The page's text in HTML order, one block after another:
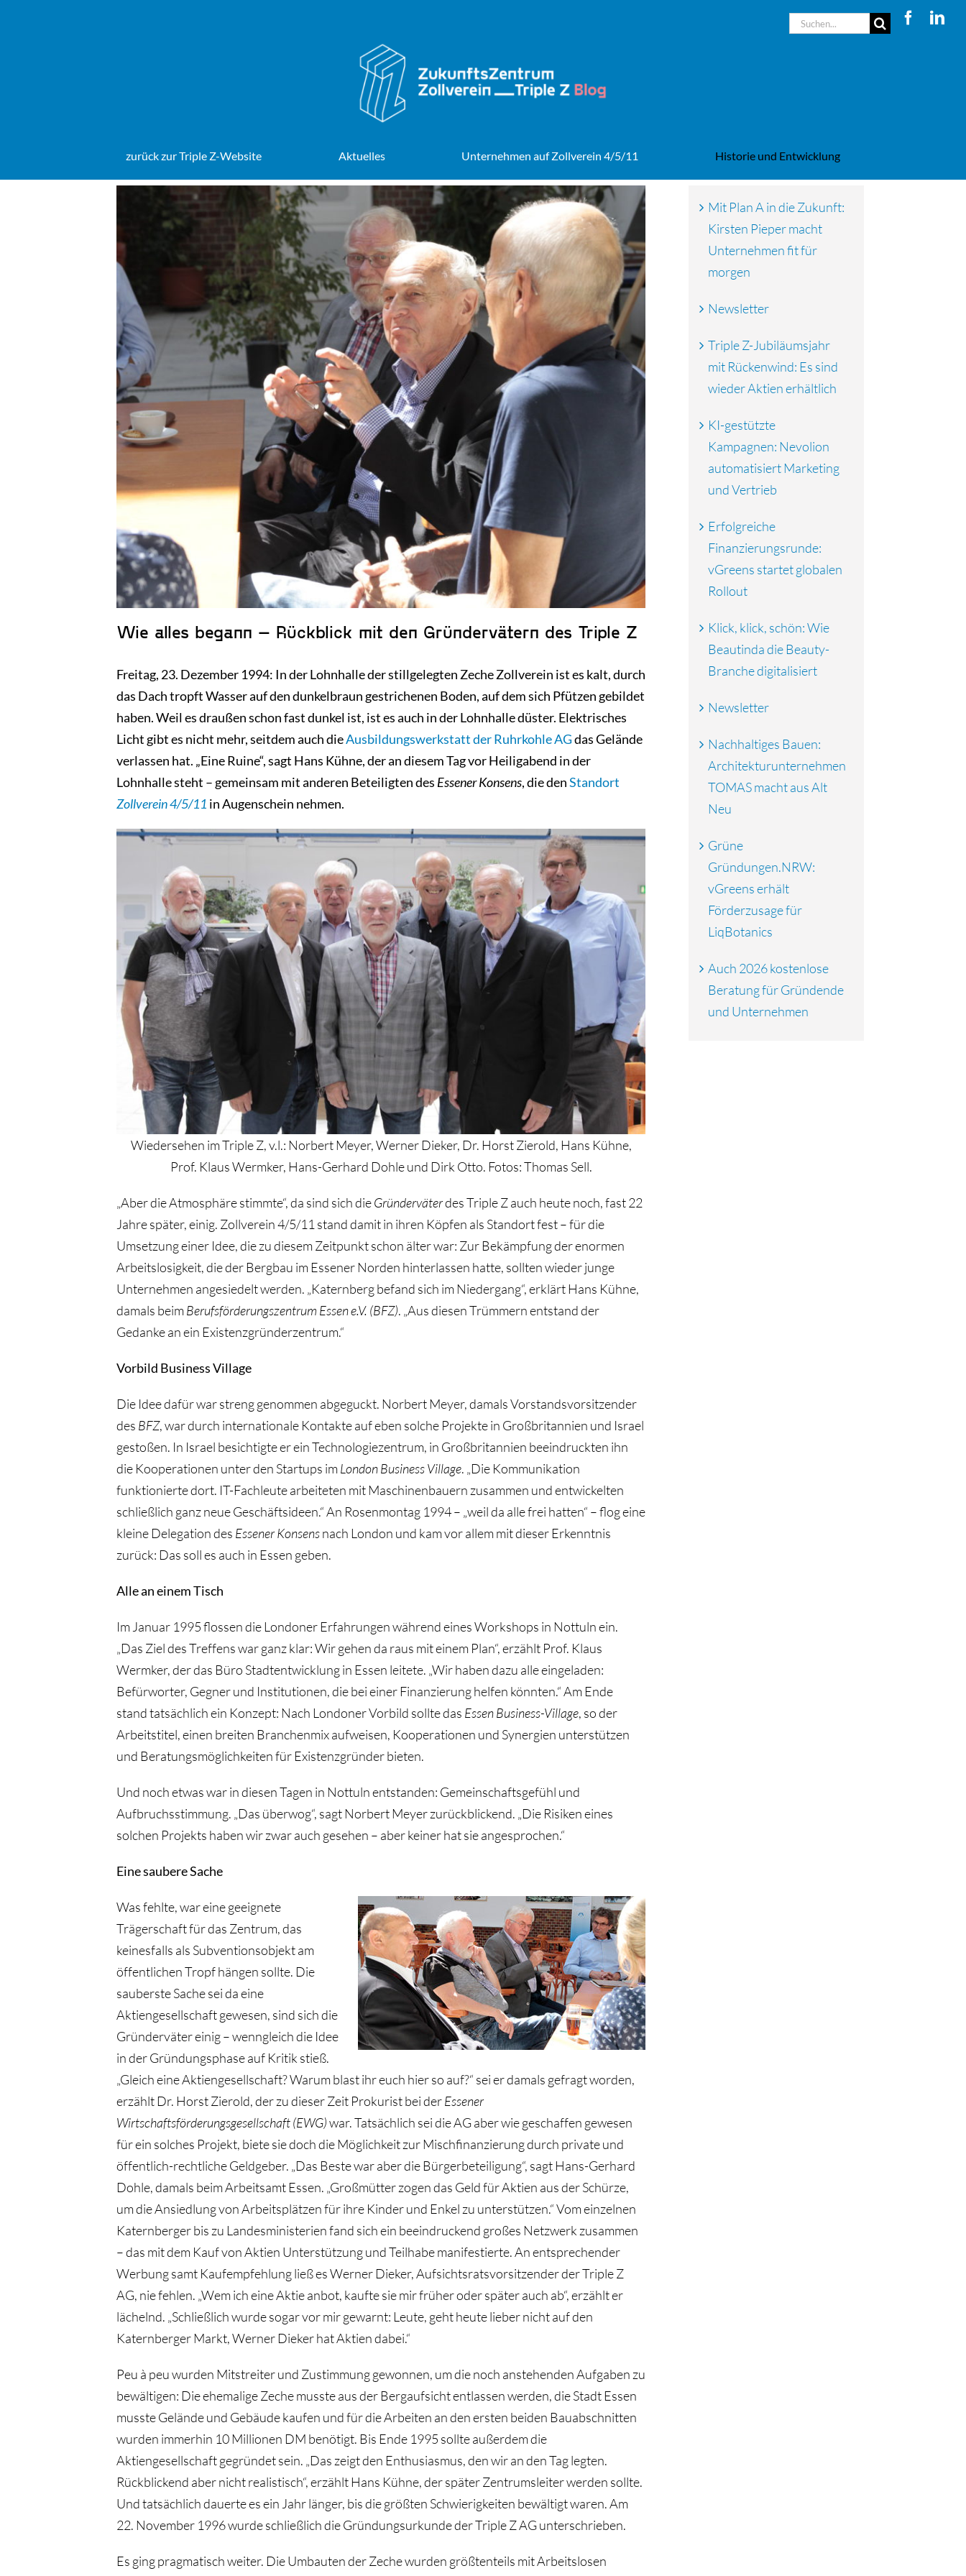
Suche
zurück zur Triple Z-Website Aktuelles Unternehmen auf Zollverein 4/5/11 Historie und Entwicklung
Wie alles begann – Rückblick mit den Gründervätern des Triple Z
Freitag, 23. Dezember 1994: In der Lohnhalle der stillgelegten Zeche Zollverein ist es kalt, durch
das Dach tropft Wasser auf den dunkelbraun gestrichenen Boden, auf dem sich Pfützen gebildet
haben. Weil es draußen schon fast dunkel ist, ist es auch in der Lohnhalle düster. Elektrisches
Licht gibt es nicht mehr, seitdem auch dieAusbildungswerkstatt der Ruhrkohle AGdas Gelände
verlassen hat. „Eine Ruine“, sagt Hans Kühne, der an diesem Tag vor Heiligabend in der
Lohnhalle steht – gemeinsam mit anderen Beteiligten des Essener Konsens, die denStandort
Zollverein 4/5/11 in Augenschein nehmen.
Wiedersehen im Triple Z, v.l.: Norbert Meyer, Werner Dieker, Dr. Horst Zierold, Hans Kühne,
Prof. Klaus Wermker, Hans-Gerhard Dohle und Dirk Otto. Fotos: Thomas Sell.
„Aber die Atmosphäre stimmte“, da sind sich dieGründerväterdes Triple Z auch heute noch, fast 22
Jahre später, einig. Zollverein 4/5/11 stand damit in ihren Köpfen als Standort fest – für die
Umsetzung einer Idee, die zu diesem Zeitpunkt schon älter war: Zur Bekämpfung der enormen
Arbeitslosigkeit, die der Bergbau im Essener Norden hinterlassen hatte, sollten wieder junge
Unternehmen angesiedelt werden. „Katernberg befand sich im Niedergang“, erklärt Hans Kühne,
damals beimBerufsförderungszentrum Essen e.V. (BFZ). „Aus diesen Trümmern entstand der
Gedanke an ein Existenzgründerzentrum.“
Vorbild Business Village
Die Idee dafür war streng genommen abgeguckt. Norbert Meyer, damals Vorstandsvorsitzender
des BFZ, war durch internationale Kontakte auf eben solche Projekte in Großbritannien und Israel
gestoßen. In Israel besichtigte er ein Technologiezentrum, in Großbritannien beeindruckten ihn
die Kooperationen unter den Startups imLondon Business Village. „Die Kommunikation
funktionierte dort. IT-Fachleute arbeiteten mit Maschinenbauern zusammen und entwickelten
schließlich ganz neue Geschäftsideen.“ An Rosenmontag 1994 – „weil da alle frei hatten“ – flog eine
kleine Delegation des Essener Konsensnach London und kam vor allem mit dieser Erkenntnis
zurück: Das soll es auch in Essen geben.
Alle an einem Tisch
Im Januar 1995 flossen die Londoner Erfahrungen während eines Workshops in Nottuln ein.
„Das Ziel des Treffens war ganz klar: Wir gehen da raus mit einem Plan“, erzählt Prof. Klaus
Wermker, der das Büro Stadtentwicklung in Essen leitete. „Wir haben dazu alle eingeladen:
Befürworter, Gegner und Institutionen, die bei einer Finanzierung helfen könnten.“ Am Ende
stand tatsächlich ein Konzept: Nach Londoner Vorbild sollte das Essen Business-Village, so der
Arbeitstitel, einen breiten Branchenmix aufweisen, Kooperationen und Synergien unterstützen
und Beratungsmöglichkeiten für Existenzgründer bieten.
Und noch etwas war in diesen Tagen in Nottuln entstanden: Gemeinschaftsgefühl und
Aufbruchsstimmung. „Das überwog“, sagt Norbert Meyer zurückblickend. „Die Risiken eines
solchen Projekts haben wir zwar auch gesehen – aber keiner hat sie angesprochen.“
Eine saubere Sache
Was fehlte, war eine geeignete
Trägerschaft für das Zentrum, das
keinesfalls als Subventionsobjekt am
öffentlichen Tropf hängen sollte. Die
sauberste Sache sei da eine
Aktiengesellschaft gewesen, sind sich die
Gründerväter einig – wenngleich die Idee
in der Gründungsphase auf Kritik stieß.
„Gleich eine Aktiengesellschaft? Warum blast ihr euch hier so auf?“ sei er damals gefragt worden,
erzählt Dr. Horst Zierold, der zu dieser Zeit Prokurist bei derEssener
Wirtschaftsförderungsgesellschaft (EWG)war. Tatsächlich sei die AG aber wie geschaffen gewesen
für ein solches Projekt, biete sie doch die Möglichkeit zur Mischfinanzierung durch private und
öffentlich-rechtliche Geldgeber. „Das Beste war aber die Bürgerbeteiligung“, sagt Hans-Gerhard
Dohle, damals beim Arbeitsamt Essen. „Großmütter zogen das Geld für Aktien aus der Schürze,
um die Ansiedlung von Arbeitsplätzen für ihre Kinder und Enkel zu unterstützen.“ Vom einzelnen
Katernberger bis zu Landesministerien fand sich ein beeindruckend großes Netzwerk zusammen
– das mit dem Kauf von Aktien Unterstützung und Teilhabe manifestierte. An entsprechender
Werbung samt Kaufempfehlung ließ es Werner Dieker, Aufsichtsratsvorsitzender der Triple Z
AG, nie fehlen. „Wem ich eine Aktie anbot, kaufte sie mir früher oder später auch ab“, erzählt er
lächelnd. „Schließlich wurde sogar vor mir gewarnt: Leute, geht heute lieber nicht auf den
Katernberger Markt, Werner Dieker hat Aktien dabei.“
Peu à peu wurden Mitstreiter und Zustimmung gewonnen, um die noch anstehenden Aufgaben zu
bewältigen: Die ehemalige Zeche musste aus der Bergaufsicht entlassen werden, die Stadt Essen
musste Gelände und Gebäude kaufen und für die Arbeiten an den ersten beiden Bauabschnitten
wurden immerhin 10 Millionen DM benötigt. Bis Ende 1995 sollte außerdem die
Aktiengesellschaft gegründet sein. „Das zeigt den Enthusiasmus, den wir an den Tag legten.
Rückblickend aber nicht realistisch“, erzählt Hans Kühne, der später Zentrumsleiter werden sollte.
Und tatsächlich dauerte es ein Jahr länger, bis die größten Schwierigkeiten bewältigt waren. Am
22. November 1996 wurde schließlich die Gründungsurkunde der Triple Z AG unterschrieben.
Es ging pragmatisch weiter. Die Umbauten der Zeche wurden größtenteils mit Arbeitslosen
Mit Plan A in die Zukunft:
Kirsten Pieper macht
Unternehmen fit für
morgen
Newsletter
Triple Z-Jubiläumsjahr
mit Rückenwind: Es sind
wieder Aktien erhältlich
KI-gestützte
Kampagnen: Nevolion
automatisiert Marketing
und Vertrieb
Erfolgreiche
Finanzierungsrunde:
vGreens startet globalen
Rollout
Klick, klick, schön: Wie
Beautinda die Beauty-
Branche digitalisiert
Newsletter
Nachhaltiges Bauen:
Architekturunternehmen
TOMAS macht aus Alt
Neu
Grüne
Gründungen.NRW:
vGreens erhält
Förderzusage für
LiqBotanics
Auch 2026 kostenlose
Beratung für Gründende
und Unternehmen